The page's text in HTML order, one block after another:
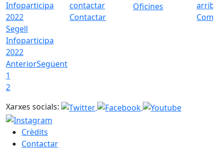
Segell
Infoparticipa
2022
Contactar
Oficines
Com
AnteriorSegüent
1
2
Xarxes socials:
Crèdits
Contactar